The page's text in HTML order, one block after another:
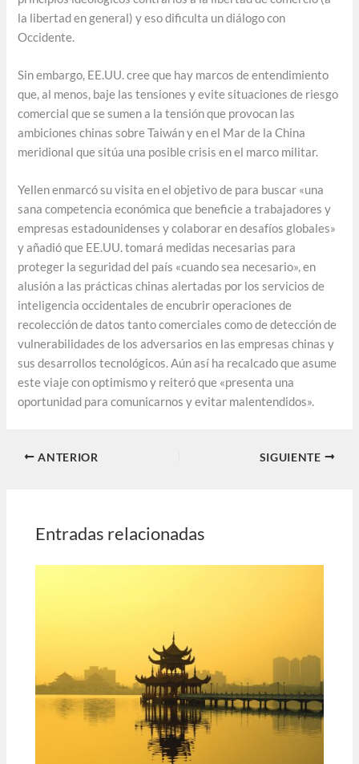
la libertad en general) y eso dificulta un diálogo con
Occidente.
Sin embargo, EE.UU. cree que hay marcos de entendimiento
que, al menos, baje las tensiones y evite situaciones de riesgo
comercial que se sumen a la tensión que provocan las
ambiciones chinas sobre Taiwán y en el Mar de la China
meridional que sitúa una posible crisis en el marco militar.
Yellen enmarcó su visita en el objetivo de para buscar «una
sana competencia económica que beneficie a trabajadores y
empresas estadounidenses y colaborar en desafíos globales»
y añadió que EE.UU. tomará medidas necesarias para
proteger la seguridad del país «cuando sea necesario», en
alusión a las prácticas chinas alertadas por los servicios de
inteligencia occidentales de encubrir operaciones de
recolección de datos tanto comerciales como de detección de
vulnerabilidades de los adversarios en las empresas chinas y
sus desarrollos tecnológicos. Aún así ha recalcado que asume
este viaje con optimismo y reiteró que «presenta una
oportunidad para comunicarnos y evitar malentendidos».
ANTERIOR SIGUIENTE
Entradas relacionadas